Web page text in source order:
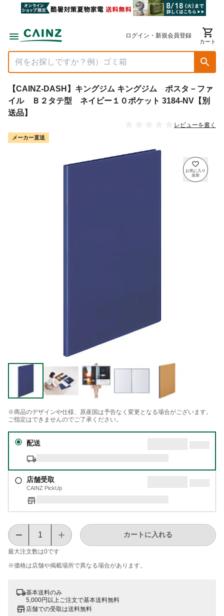
ログイン・新規会員登録
カート
【CAINZ-DASH】キングジム キングジム ポスタ－ファ
イル Ｂ２タテ型 ネイビー１０ポケット 3184-NV【別
送品】
レビューを書く
メーカー直送
※商品のデザインや仕様、原産国は予告なく変更となる場合がございます。
ご指定はできませんのでご了承ください。
配送
店舗受取
CAINZ PickUp
最大注文数は0です
カートに入れる
※価格は​店舗や​掲載場所で​異なる​場合が​あります。
基本送料のみ
5,000円以上ご注文で基本送料無料
店舗での受取は送料無料